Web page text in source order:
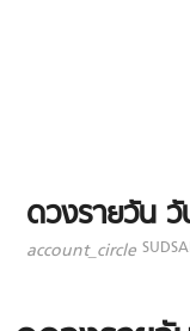
ดวงรายวัน
account_circle